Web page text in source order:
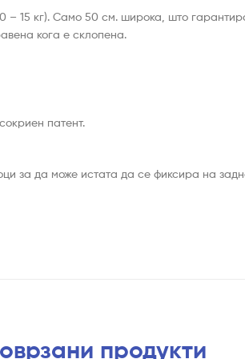
– 15 кг). Само 50 см. широка, што
кога е склопена.
патент.
за да може истата да се фиксира на
продукти